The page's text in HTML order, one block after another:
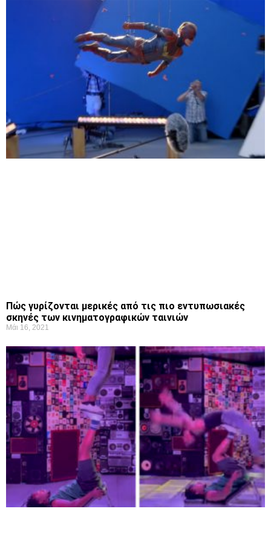
Πώς γυρίζονται μερικές από τις πιο εντυπωσιακές
σκηνές των κινηματογραφικών ταινιών
Μάι 16, 2021